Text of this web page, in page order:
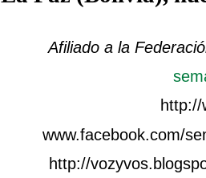
Afiliado a la
http://
www.facebook.com/
http://